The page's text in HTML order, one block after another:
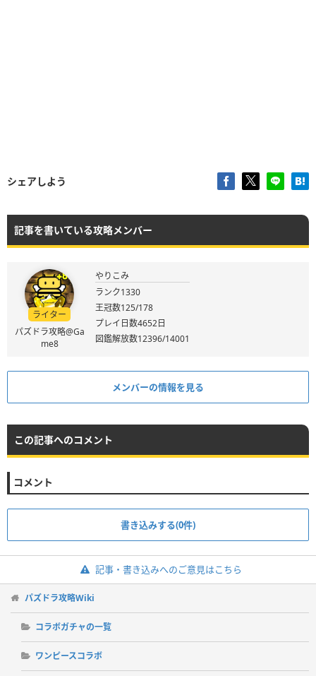
シェアしよう
記事を書いている攻略メンバー
ライター
パズドラ攻略@Ga
me8
やりこみ
ランク1330
王冠数125/178
プレイ日数4652日
図鑑解放数12396/14001
メンバーの情報を見る
この記事へのコメント
コメント
書き込みする(0件)
記事・書き込みへのご意見はこちら
パズドラ攻略Wiki
コラボガチャの一覧
ワンピースコラボ